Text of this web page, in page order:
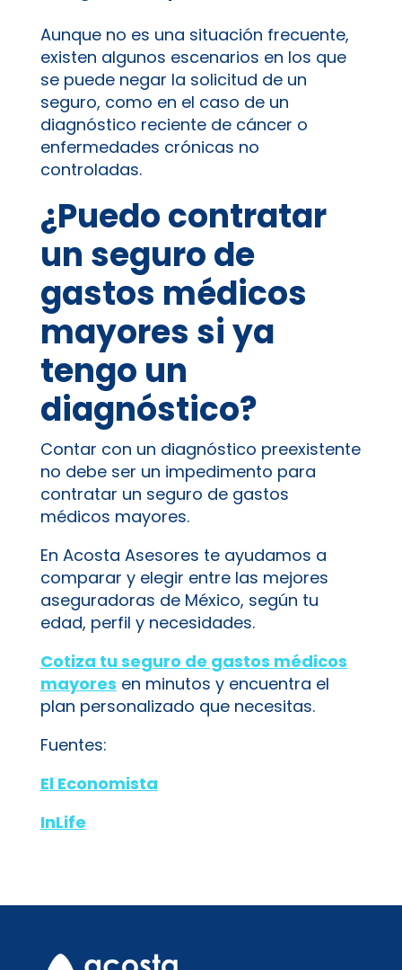
Aunque no es una situación frecuente,
existen algunos escenarios en los que
se puede negar la solicitud de un
seguro, como en el caso de un
diagnóstico reciente de cáncer o
enfermedades crónicas no
controladas.
¿Puedo contratar
un seguro de
gastos médicos
mayores si ya
tengo un
diagnóstico?
Contar con un diagnóstico preexistente
no debe ser un impedimento para
contratar un seguro de gastos
médicos mayores.
En Acosta Asesores te ayudamos a
comparar y elegir entre las mejores
aseguradoras de México, según tu
edad, perfil y necesidades.
Cotiza tu seguro de gastos médicos
mayores en minutos y encuentra el
plan personalizado que necesitas.
Fuentes:
El Economista
InLife